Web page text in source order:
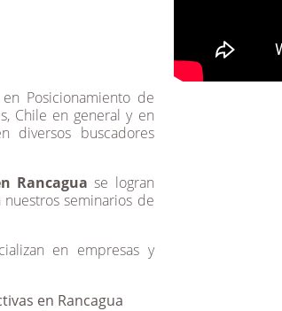
Posicionamiento de
Chile en general y en
diversos buscadores
Rancagua se logran
seminarios de
en empresas y
en Rancagua